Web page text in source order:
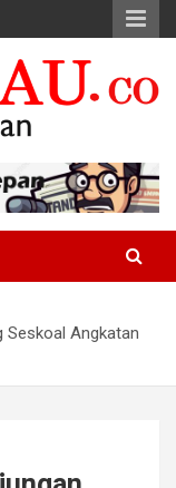
Seskoal Angkatan